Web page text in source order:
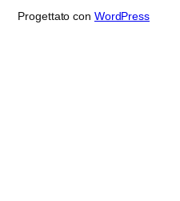
Progettato con WordPress